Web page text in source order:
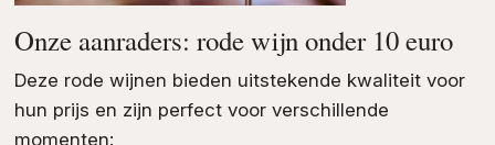
Onze aanraders: rode wijn onder 10 euro
Deze rode wijnen bieden uitstekende kwaliteit voor
hun prijs en zijn perfect voor verschillende
momenten: